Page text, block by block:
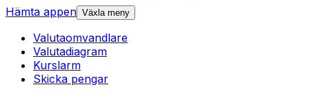
Hämta appen Växla meny
Valutaomvandlare
Valutadiagram
Kurslarm
Skicka pengar